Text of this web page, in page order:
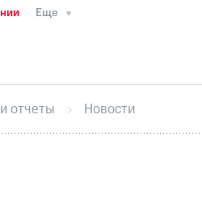
Еще
Интервью
секретарь
кабинет акционера
отчеты Новости